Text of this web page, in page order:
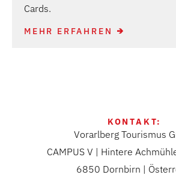
Cards.
MEHR ERFAHREN
KONTAKT:
Vorarlberg Tourismus
CAMPUS V | Hintere
6850 Dornbirn |